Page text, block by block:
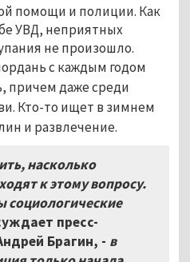
помощи и полиции. Как
УВД, неприятных
не произошло.
с каждым годом
причем даже среди
Кто-то ищет в зимнем
и развлечение.
насколько
к этому вопросу.
социологические
пресс-
Брагин, - в